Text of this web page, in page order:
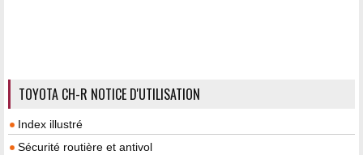
TOYOTA CH-R NOTICE D'UTILISATION
Index illustré
Sécurité routière et antivol